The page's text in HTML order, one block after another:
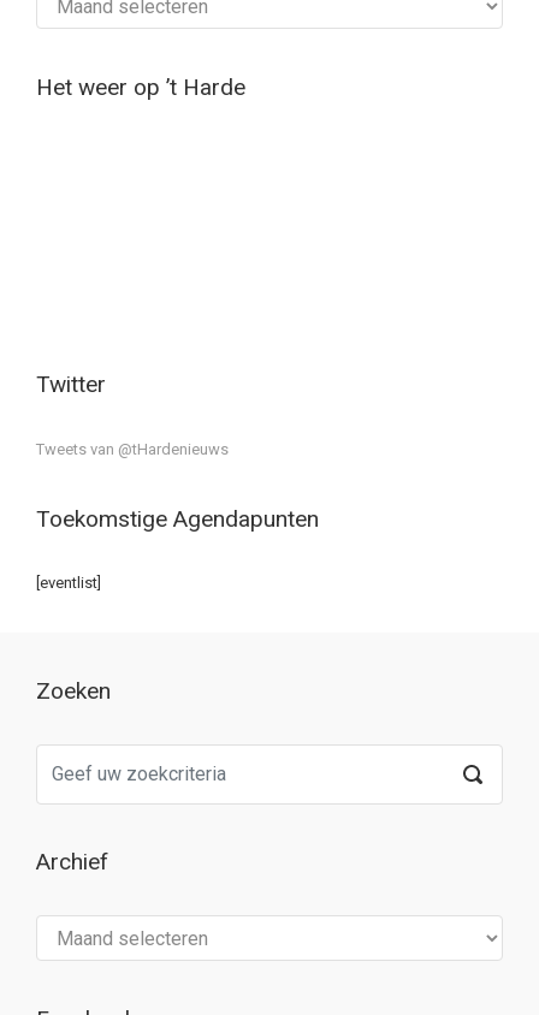
Het weer op ’t Harde
Twitter
Tweets van @tHardenieuws
Toekomstige Agendapunten
[eventlist]
Zoeken
Archief